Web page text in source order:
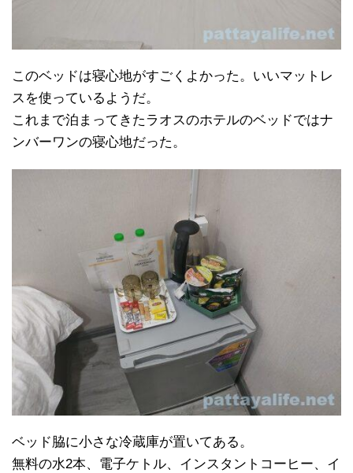
このベッドは寝心地がすごくよかった。いいマットレ
スを使っているようだ。
これまで泊まってきたラオスのホテルのベッドではナ
ンバーワンの寝心地だった。
ベッド脇に小さな冷蔵庫が置いてある。
無料の水2本、電子ケトル、インスタントコーヒー、イ